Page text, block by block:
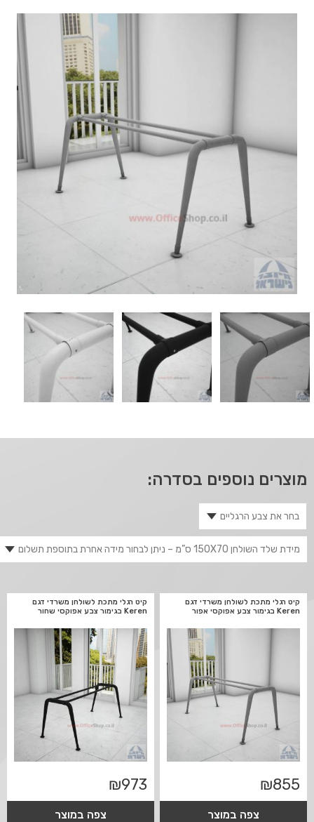
מוצרים נוספים בסדרה:
קיט רגלי מתכת לשולחן משרדי דגם
Keren בגימור צבע אפוקסי אפור
₪855
צפה במוצר
קיט רגלי מתכת לשולחן משרדי דגם
Keren בגימור צבע אפוקסי שחור
₪973
צפה במוצר